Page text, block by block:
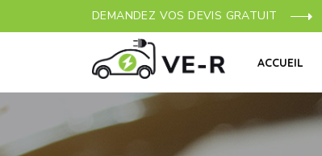
DEMANDEZ VOS DEVIS GRATUIT
ACCUEIL